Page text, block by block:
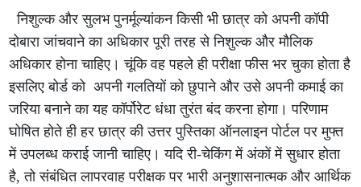
निशुल्क और सुलभ पुनर्मूल्यांकन किसी भी छात्र को अपनी कॉपी
दोबारा जांचवाने का अधिकार पूरी तरह से निशुल्क और मौलिक
अधिकार होना चाहिए। चूंकि वह पहले ही परीक्षा फीस भर चुका होता है
इसलिए बोर्ड को अपनी गलतियों को छुपाने और उसे अपनी कमाई का
जरिया बनाने का यह कॉर्पोरेट धंधा तुरंत बंद करना होगा। परिणाम
घोषित होते ही हर छात्र की उत्तर पुस्तिका ऑनलाइन पोर्टल पर मुफ्त
में उपलब्ध कराई जानी चाहिए। यदि री-चेकिंग में अंकों में सुधार होता
है, तो संबंधित लापरवाह परीक्षक पर भारी अनुशासनात्मक और आर्थिक